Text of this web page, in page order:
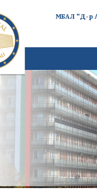
МБАЛ "Д-р